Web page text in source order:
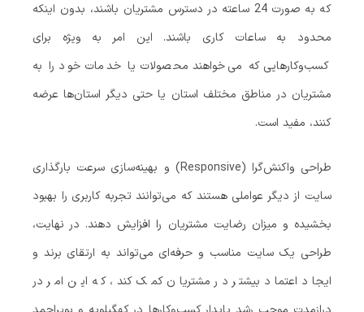
که به صورت 24 ساعته در دسترس مشتریان باشند، بدون اینکه
محدود به ساعات کاری باشند. این امر به ویژه برای
کسب‌وکارهایی که می‌خواهند محصولات یا خدمات خود را به
مشتریان در مناطق مختلف استان یا حتی دیگر استان‌ها عرضه
کنند، مفید است.
طراحی واکنش‌گرا (Responsive) و بهینه‌سازی سرعت بارگذاری
سایت از دیگر عواملی هستند که می‌توانند تجربه کاربری را بهبود
بخشیده و میزان رضایت مشتریان را افزایش دهند. در نهایت،
طراحی یک سایت مناسب و حرفه‌ای می‌تواند به ارتقای برند و
ایجاد اعتماد بیشتر در مشتریان کمک کند، که این امر در